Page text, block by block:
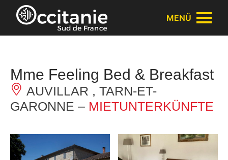
Cookie-Einstellungen
MENÜ
Mme Feeling Bed & Breakfast
AUVILLAR , TARN-ET-
GARONNE – MIETUNTERKÜNFTE